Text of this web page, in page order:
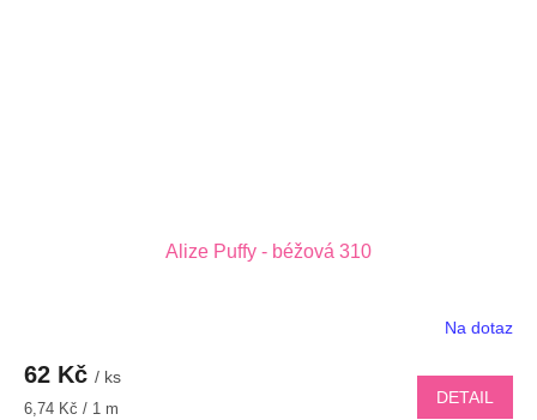
Alize Puffy - béžová 310
Na dotaz
62 Kč / ks
Měrná
6,74 Kč / 1 m
DETAIL